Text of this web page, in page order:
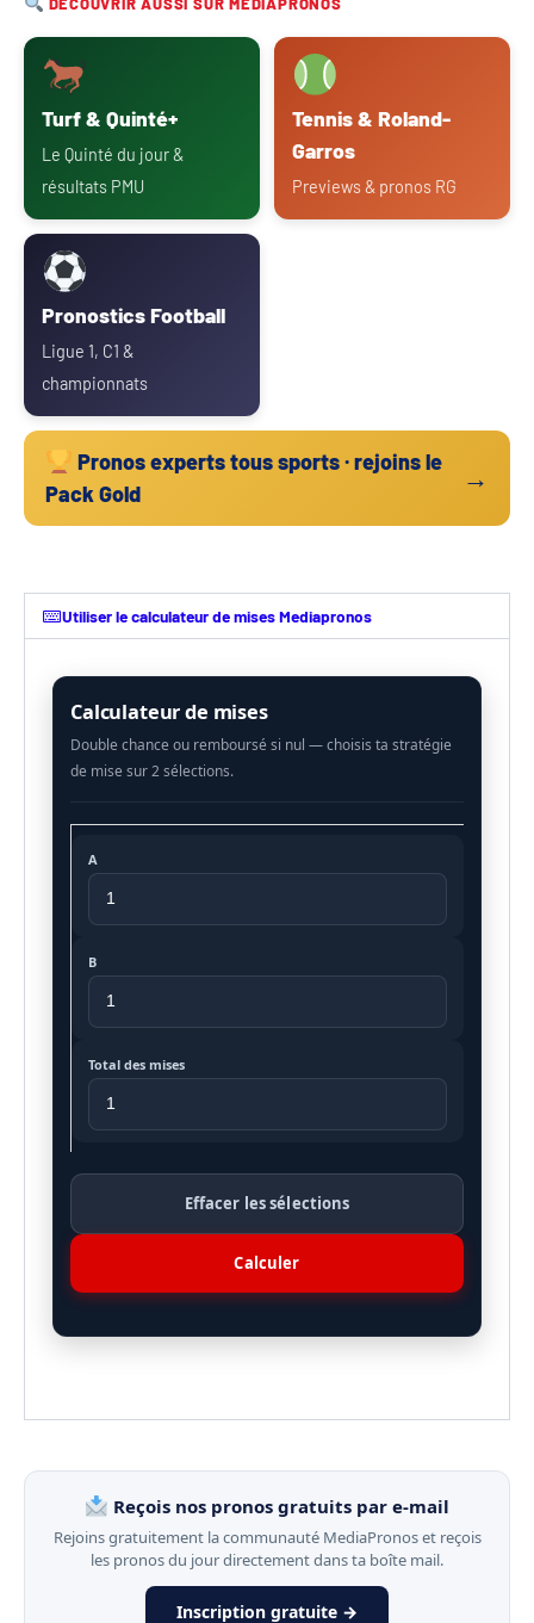
Turf & Quinté+
Le Quinté du jour &
résultats PMU
Tennis & Roland-
Garros
Previews & pronos RG
Pronostics Football
Ligue 1, C1 &
championnats
Pronos experts tous sports · rejoins le
Pack Gold
→
Utiliser le calculateur de mises Mediapronos
Calculateur de mises
A
B
Total des mises
Effacer les sélections
Calculer
Reçois nos pronos gratuits par e-mail
Rejoins gratuitement la communauté MediaPronos et reçois
les pronos du jour directement dans ta boîte mail.
Inscription gratuite →